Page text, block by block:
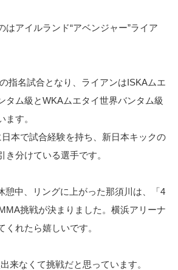
はアイルランド“アベンジャー”ライア
指名試合となり、ライアンはISKAムエ
タム級とWKAムエタイ世界バンタム級
ます。
本で試合経験を持ち、新日本キックの
き分けている選手です。
憩中、リングに上がった那須川は、「4
挑戦が決まりました。横浜アリーナ
くれたら嬉しいです。
来なくて挑戦だと思っています。